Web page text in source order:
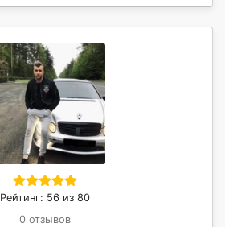
Рейтинг: 56 из 80
0 отзывов